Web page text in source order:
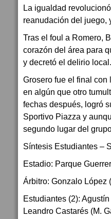
La igualdad
reanudación del juego,
Tras el foul a Romero,
corazón del área para
y decretó el delirio local.
Grosero fue el final
en algún que otro
fechas después, logró
Sportivo Piazza y
segundo lugar del
Síntesis Estudiantes –
Estadio: Parque
Árbitro: Gonzalo López
Estudiantes (2):
Leandro Castarés (M.